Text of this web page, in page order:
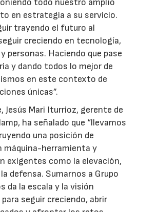
todo nuestro amplio
en estrategia a su servicio.
trayendo el futuro al
creciendo en tecnología,
personas. Haciendo que pase
y dando todos lo mejor de
en este contexto de
únicas”.
Jesús Mari Iturrioz, gerente de
ha señalado que “llevamos
una posición de
máquina-herramienta y
exigentes como la elevación,
defensa. Sumarnos a Grupo
da la escala y la visión
seguir creciendo, abrir